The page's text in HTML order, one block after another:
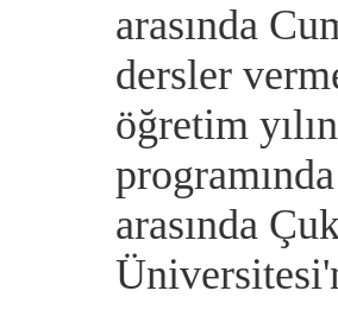
arasında
dersler
öğretim
arasında